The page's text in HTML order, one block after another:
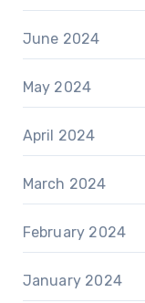
June 2024
May 2024
April 2024
March 2024
February 2024
January 2024